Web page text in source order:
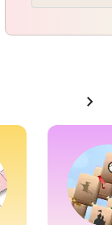
chevron_right